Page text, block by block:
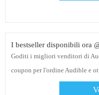
I bestseller disponibili ora
Goditi i migliori venditori di
coupon per l'ordine Audible e